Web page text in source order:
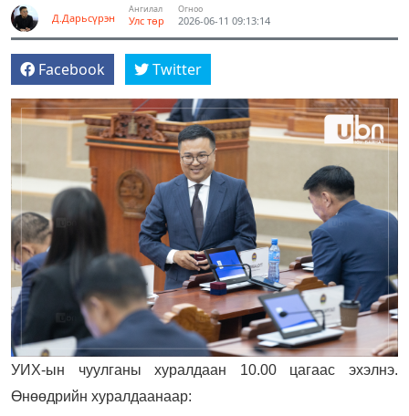
Д.Дарьсүрэн
Ангилал
Улс төр
Огноо
2026-06-11 09:13:14
Facebook Twitter
УИХ-ын чуулганы хуралдаан 10.00 цагаас эхэлнэ.
Өнөөдрийн хуралдаанаар: